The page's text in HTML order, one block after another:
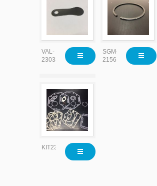
VAL-
23033
SGM-
2156
KIT23110